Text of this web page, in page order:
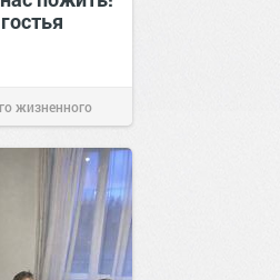
жизненного